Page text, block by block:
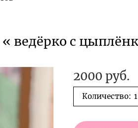
« ведёрко с
2000 руб.
Количество: